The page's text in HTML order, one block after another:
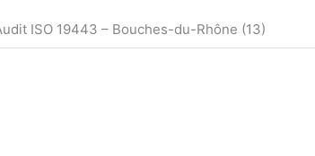
ISO 19443 – Bouches-du-Rhône (13)